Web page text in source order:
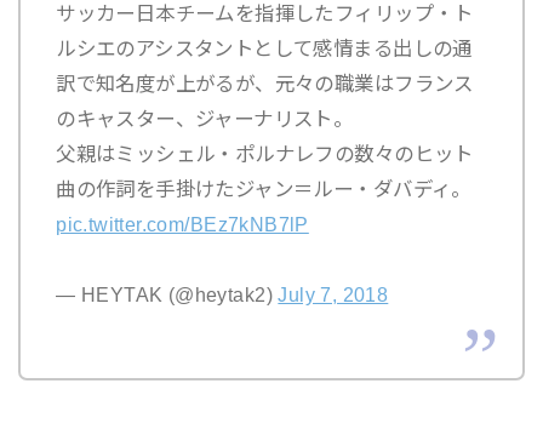
サッカー日本チームを指揮したフィリップ・ト
ルシエのアシスタントとして感情まる出しの通
訳で知名度が上がるが、元々の職業はフランス
のキャスター、ジャーナリスト。
父親はミッシェル・ポルナレフの数々のヒット
曲の作詞を手掛けたジャン＝ルー・ダバディ。
pic.twitter.com/BEz7kNB7lP
— HEYTAK (@heytak2)July 7, 2018